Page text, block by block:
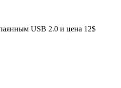
USB 2.0 и цена 12$